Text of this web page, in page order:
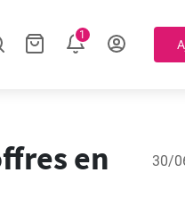
1
en
30/